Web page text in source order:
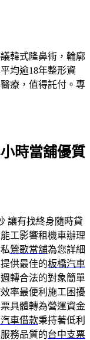
韓式隆鼻術，輪廓
均逾18年整形資
療，值得託付。專
時當舖優質
讓有找終身隨時貸
工影響租機車辦理
鶯歌當舖為您詳細
供最佳的板橋汽車
轉合法的對象簡單
率最便利施工困擾
具體轉為營運資金
車借款秉持著低利
務品質的台中支票